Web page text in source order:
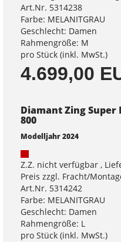
Art.Nr. 5314238
Farbe: MELANITGRAU
Geschlecht: Damen
Rahmengröße: M
pro Stück (inkl. MwSt.)
4.699,00
Diamant Zing Super
800
Modelljahr 2024
Z.Z. nicht verfügbar ,
Preis zzgl. Fracht/
Art.Nr. 5314242
Farbe: MELANITGRAU
Geschlecht: Damen
Rahmengröße: L
pro Stück (inkl. MwSt.)